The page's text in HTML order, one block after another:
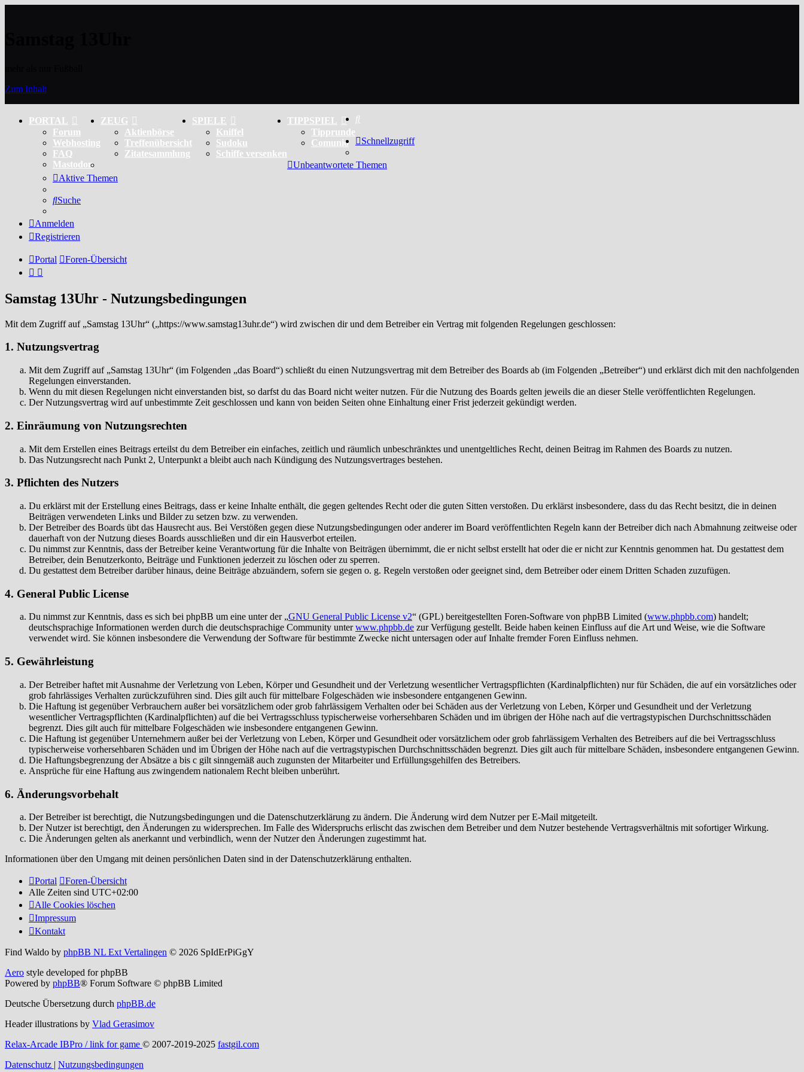
Zum Inhalt
PORTAL
Forum
Webhosting
FAQ
Mastodon
ZEUG
Aktienbörse
Treffenübersicht
Zitatesammlung
SPIELE
Kniffel
Sudoku
Schiffe versenken
TIPPSPIEL
Tipprunde
Comunio
Schnellzugriff
Unbeantwortete Themen
Aktive Themen
Suche
Anmelden
Registrieren
Portal Foren-Übersicht
Samstag 13Uhr - Nutzungsbedingungen
Mit dem Zugriff auf „Samstag 13Uhr“ („https://www.samstag13uhr.de“) wird zwischen dir und dem Betreiber ein Vertrag mit folgenden Regelungen geschlossen:
1. Nutzungsvertrag
Mit dem Zugriff auf „Samstag 13Uhr“ (im Folgenden „das Board“) schließt du einen Nutzungsvertrag mit dem Betreiber des Boards ab (im Folgenden „Betreiber“) und erklärst dich mit den nachfolgenden
Regelungen einverstanden.
Wenn du mit diesen Regelungen nicht einverstanden bist, so darfst du das Board nicht weiter nutzen. Für die Nutzung des Boards gelten jeweils die an dieser Stelle veröffentlichten Regelungen.
Der Nutzungsvertrag wird auf unbestimmte Zeit geschlossen und kann von beiden Seiten ohne Einhaltung einer Frist jederzeit gekündigt werden.
2. Einräumung von Nutzungsrechten
Mit dem Erstellen eines Beitrags erteilst du dem Betreiber ein einfaches, zeitlich und räumlich unbeschränktes und unentgeltliches Recht, deinen Beitrag im Rahmen des Boards zu nutzen.
Das Nutzungsrecht nach Punkt 2, Unterpunkt a bleibt auch nach Kündigung des Nutzungsvertrages bestehen.
3. Pflichten des Nutzers
Du erklärst mit der Erstellung eines Beitrags, dass er keine Inhalte enthält, die gegen geltendes Recht oder die guten Sitten verstoßen. Du erklärst insbesondere, dass du das Recht besitzt, die in deinen
Beiträgen verwendeten Links und Bilder zu setzen bzw. zu verwenden.
Der Betreiber des Boards übt das Hausrecht aus. Bei Verstößen gegen diese Nutzungsbedingungen oder anderer im Board veröffentlichten Regeln kann der Betreiber dich nach Abmahnung zeitweise oder
dauerhaft von der Nutzung dieses Boards ausschließen und dir ein Hausverbot erteilen.
Du nimmst zur Kenntnis, dass der Betreiber keine Verantwortung für die Inhalte von Beiträgen übernimmt, die er nicht selbst erstellt hat oder die er nicht zur Kenntnis genommen hat. Du gestattest dem
Betreiber, dein Benutzerkonto, Beiträge und Funktionen jederzeit zu löschen oder zu sperren.
Du gestattest dem Betreiber darüber hinaus, deine Beiträge abzuändern, sofern sie gegen o. g. Regeln verstoßen oder geeignet sind, dem Betreiber oder einem Dritten Schaden zuzufügen.
4. General Public License
Du nimmst zur Kenntnis, dass es sich bei phpBB um eine unter der „GNU General Public License v2“ (GPL) bereitgestellten Foren-Software von phpBB Limited (www.phpbb.com) handelt;
deutschsprachige Informationen werden durch die deutschsprachige Community unterwww.phpbb.de zur Verfügung gestellt. Beide haben keinen Einfluss auf die Art und Weise, wie die Software
verwendet wird. Sie können insbesondere die Verwendung der Software für bestimmte Zwecke nicht untersagen oder auf Inhalte fremder Foren Einfluss nehmen.
5. Gewährleistung
Der Betreiber haftet mit Ausnahme der Verletzung von Leben, Körper und Gesundheit und der Verletzung wesentlicher Vertragspflichten (Kardinalpflichten) nur für Schäden, die auf ein vorsätzliches oder
grob fahrlässiges Verhalten zurückzuführen sind. Dies gilt auch für mittelbare Folgeschäden wie insbesondere entgangenen Gewinn.
Die Haftung ist gegenüber Verbrauchern außer bei vorsätzlichem oder grob fahrlässigem Verhalten oder bei Schäden aus der Verletzung von Leben, Körper und Gesundheit und der Verletzung
wesentlicher Vertragspflichten (Kardinalpflichten) auf die bei Vertragsschluss typischerweise vorhersehbaren Schäden und im übrigen der Höhe nach auf die vertragstypischen Durchschnittsschäden
begrenzt. Dies gilt auch für mittelbare Folgeschäden wie insbesondere entgangenen Gewinn.
Die Haftung ist gegenüber Unternehmern außer bei der Verletzung von Leben, Körper und Gesundheit oder vorsätzlichem oder grob fahrlässigem Verhalten des Betreibers auf die bei Vertragsschluss
typischerweise vorhersehbaren Schäden und im Übrigen der Höhe nach auf die vertragstypischen Durchschnittsschäden begrenzt. Dies gilt auch für mittelbare Schäden, insbesondere entgangenen Gewinn.
Die Haftungsbegrenzung der Absätze a bis c gilt sinngemäß auch zugunsten der Mitarbeiter und Erfüllungsgehilfen des Betreibers.
Ansprüche für eine Haftung aus zwingendem nationalem Recht bleiben unberührt.
6. Änderungsvorbehalt
Der Betreiber ist berechtigt, die Nutzungsbedingungen und die Datenschutzerklärung zu ändern. Die Änderung wird dem Nutzer per E-Mail mitgeteilt.
Der Nutzer ist berechtigt, den Änderungen zu widersprechen. Im Falle des Widerspruchs erlischt das zwischen dem Betreiber und dem Nutzer bestehende Vertragsverhältnis mit sofortiger Wirkung.
Die Änderungen gelten als anerkannt und verbindlich, wenn der Nutzer den Änderungen zugestimmt hat.
Informationen über den Umgang mit deinen persönlichen Daten sind in der Datenschutzerklärung enthalten.
Portal
Foren-Übersicht
Alle Zeiten sind UTC+02:00
Alle Cookies löschen
Impressum
Kontakt
Find Waldo by phpBB NL Ext Vertalingen © 2026 SpIdErPiGgY
Aero style developed for phpBB
Powered by phpBB® Forum Software © phpBB Limited
Deutsche Übersetzung durch phpBB.de
Header illustrations by Vlad Gerasimov
Relax-Arcade IBPro / link for game © 2007-2019-2025 fastgil.com
Datenschutz | Nutzungsbedingungen